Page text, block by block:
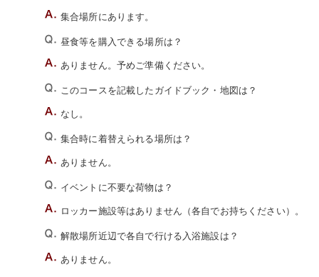
集合場所にあります。
昼食等を購入できる場所は？
ありません。予めご準備ください。
このコースを記載したガイドブック・地図は？
なし。
集合時に着替えられる場所は？
ありません。
イベントに不要な荷物は？
ロッカー施設等はありません（各自でお持ちください）。
解散場所近辺で各自で行ける入浴施設は？
ありません。